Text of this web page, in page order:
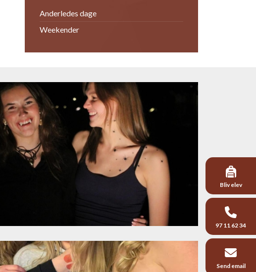
Anderledes dage
Weekender
Bliv elev
97 11 62 34
Send email